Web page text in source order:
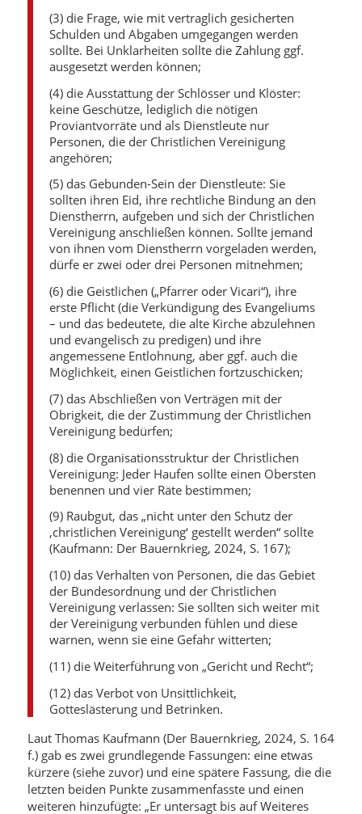
(3) die Frage, wie mit vertraglich gesicherten
Schulden und Abgaben umgegangen werden
sollte. Bei Unklarheiten sollte die Zahlung ggf.
ausgesetzt werden können;
(4) die Ausstattung der Schlösser und Klöster:
keine Geschütze, lediglich die nötigen
Proviantvorräte und als Dienstleute nur
Personen, die der Christlichen Vereinigung
angehören;
(5) das Gebunden-Sein der Dienstleute: Sie
sollten ihren Eid, ihre rechtliche Bindung an den
Dienstherrn, aufgeben und sich der Christlichen
Vereinigung anschließen können. Sollte jemand
von ihnen vom Dienstherrn vorgeladen werden,
dürfe er zwei oder drei Personen mitnehmen;
(6) die Geistlichen („Pfarrer oder Vicari“), ihre
erste Pflicht (die Verkündigung des Evangeliums
– und das bedeutete, die alte Kirche abzulehnen
und evangelisch zu predigen) und ihre
angemessene Entlohnung, aber ggf. auch die
Möglichkeit, einen Geistlichen fortzuschicken;
(7) das Abschließen von Verträgen mit der
Obrigkeit, die der Zustimmung der Christlichen
Vereinigung bedürfen;
(8) die Organisationsstruktur der Christlichen
Vereinigung: Jeder Haufen sollte einen Obersten
benennen und vier Räte bestimmen;
(9) Raubgut, das „nicht unter den Schutz der
‚christlichen Vereinigung‘ gestellt werden“ sollte
(Kaufmann: Der Bauernkrieg, 2024, S. 167);
(10) das Verhalten von Personen, die das Gebiet
der Bundesordnung und der Christlichen
Vereinigung verlassen: Sie sollten sich weiter mit
der Vereinigung verbunden fühlen und diese
warnen, wenn sie eine Gefahr witterten;
(11) die Weiterführung von „Gericht und Recht“;
(12) das Verbot von Unsittlichkeit,
Gotteslästerung und Betrinken.
Laut Thomas Kaufmann (Der Bauernkrieg, 2024, S. 164
f.) gab es zwei grundlegende Fassungen: eine etwas
kürzere (siehe zuvor) und eine spätere Fassung, die die
letzten beiden Punkte zusammenfasste und einen
weiteren hinzufügte: „Er untersagt bis auf Weiteres